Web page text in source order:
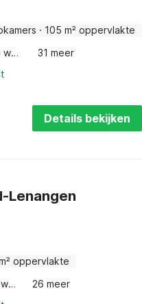
· 105 m² oppervlakte
Uitzicht op water
31 meer
Details bekijken
Lenangen
oppervlakte
Uitzicht op water
26 meer